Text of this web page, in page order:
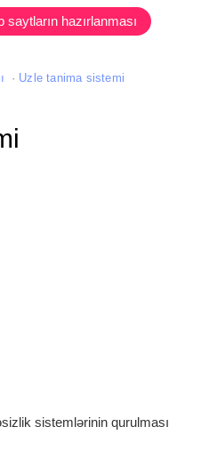
saytların hazırlanması
Uzle tanima sistemi
sistemlərinin qurulması